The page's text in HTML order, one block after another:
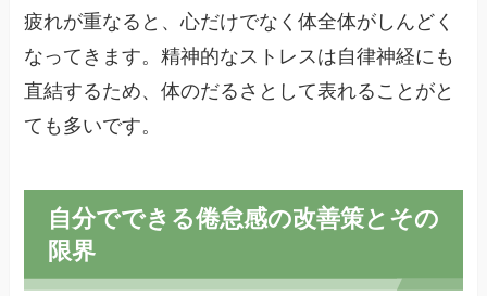
疲れが重なると、心だけでなく体全体がしんどく
なってきます。精神的なストレスは自律神経にも
直結するため、体のだるさとして表れることがと
ても多いです。
自分でできる倦怠感の改善策とその
限界